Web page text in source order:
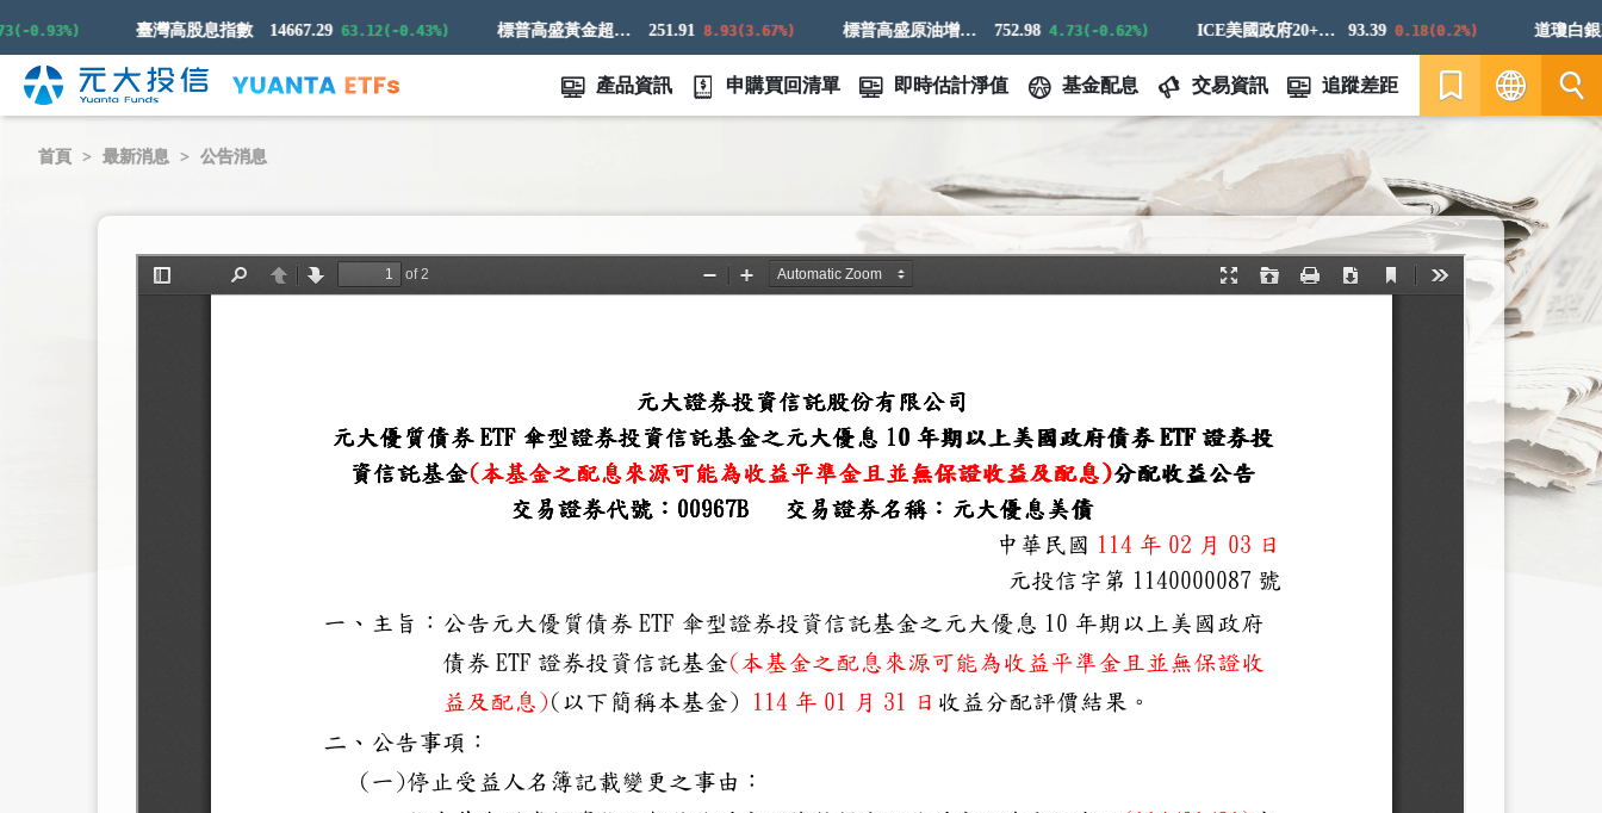
臺灣高股息指數 14667.29 63.12(-0.43%) 標普高盛黃金超額回報指數 251.91 8.93(3.67%) 標普高盛原油增強超額回報指數 752.98 4.73(-0.62%) ICE美國政府20+年期債券指數 93.39 0.18(0.2%) 道瓊白銀ER
產品資訊 申購買回清單 即時估計淨值 基金配息 交易資訊 追蹤差距
EN
首頁 最新消息 公告消息